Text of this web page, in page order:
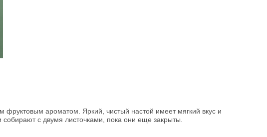
ароматом. Яркий, чистый настой имеет мягкий вкус и
с двумя листочками, пока они еще закрыты.